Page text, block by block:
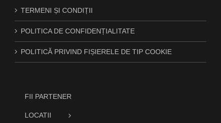
TERMENI ȘI CONDIȚII
POLITICA DE CONFIDENȚIALITATE
POLITICĂ PRIVIND FIȘIERELE DE TIP COOKIE
FII PARTENER
LOCATII